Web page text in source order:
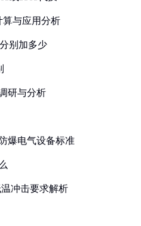
算与应用分析
别加多少
研与分析
爆电气设备标准
冲击要求解析